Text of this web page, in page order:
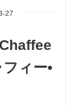
27
ィー•